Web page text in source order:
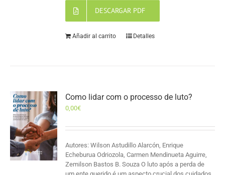
DESCARGAR PDF
Añadir al carrito Detalles
Como lidar com o processo de luto?
0,00€
Autores: Wilson Astudillo Alarcón, Enrique
Echeburua Odriozola, Carmen Mendinueta Aguirre,
Zemilson Bastos B. Souza O luto após a perda de